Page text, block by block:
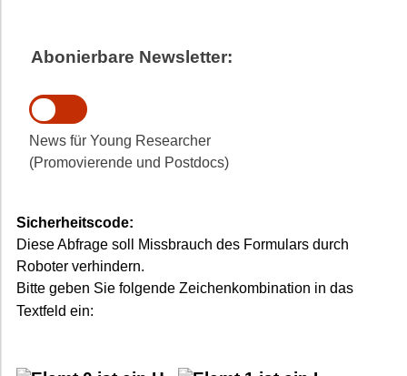
Abonierbare Newsletter:
News für Young Researcher
(Promovierende und Postdocs)
Sicherheitscode:
Diese Abfrage soll Missbrauch des Formulars durch
Roboter verhindern.
Bitte geben Sie folgende Zeichenkombination in das
Textfeld ein: